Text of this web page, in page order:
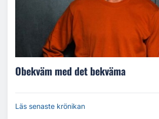
Obekväm med det bekväma
Läs senaste krönikan